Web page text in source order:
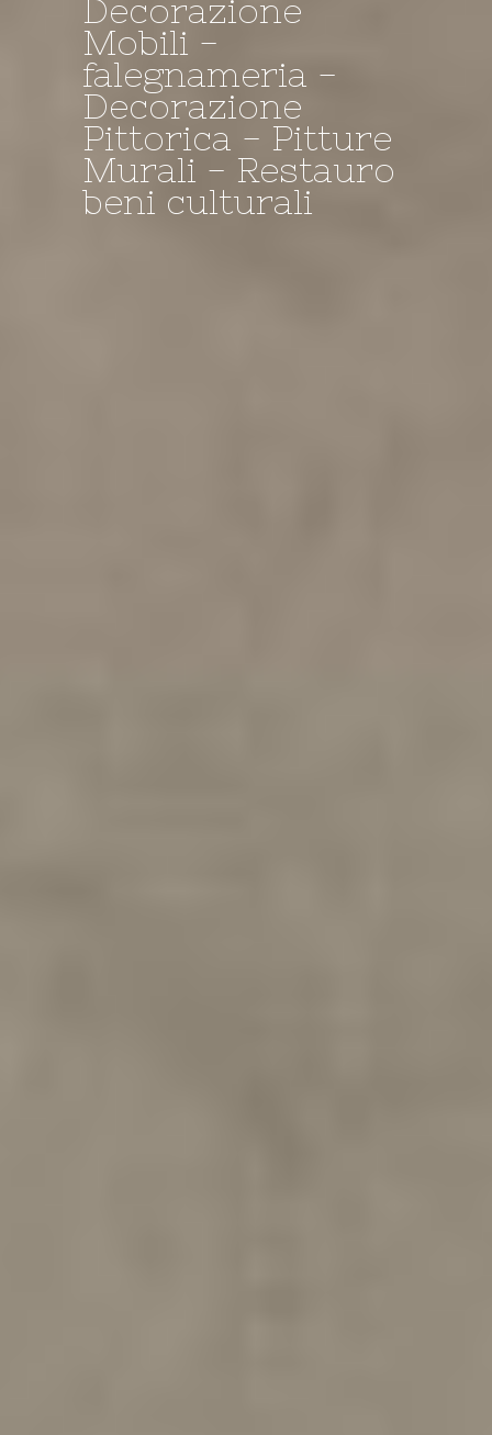
Decorazione
Mobili -
falegnameria -
Decorazione
Pittorica - Pitture
Murali - Restauro
beni culturali
Decorazione -
falegnameria -
Restauro
il Negozio della
Bottega
I NOSTRI
TINTEGGI A
CALCE....